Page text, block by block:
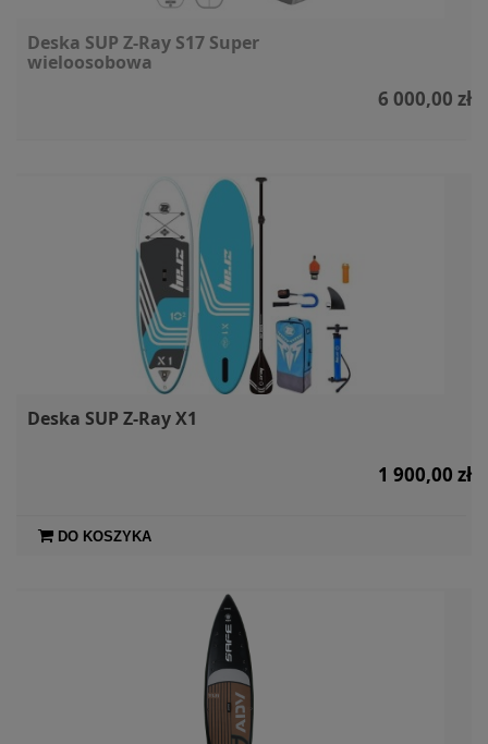
Deska SUP Z-Ray S17 Super
wieloosobowa
6 000,00 zł
Deska SUP Z-Ray X1
1 900,00 zł
DO KOSZYKA